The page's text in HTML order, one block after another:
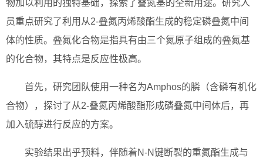
物加以利用的独特基础，探索了叠氮基的全新用途。研究人
员重点研究了利用从2-叠氮丙烯酸酯生成的稳定磷叠氮中间
体的性质。叠氮化合物是指具有由三个氮原子组成的叠氮基
的化合物，其特点是反应性极高。
首先，研究团队使用一种名为Amphos的膦（含磷有机化
合物），探讨了从2-叠氮丙烯酸酯形成磷叠氮中间体后，再
加入硫醇进行反应的方案。
实验结果出乎预料，伴随着N-N键断裂的重氮酯生成与